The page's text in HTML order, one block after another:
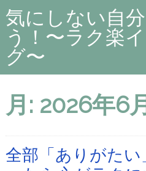
気にしない自
う！〜ラク楽
グ〜
月: 2026年6月
全部「ありがた